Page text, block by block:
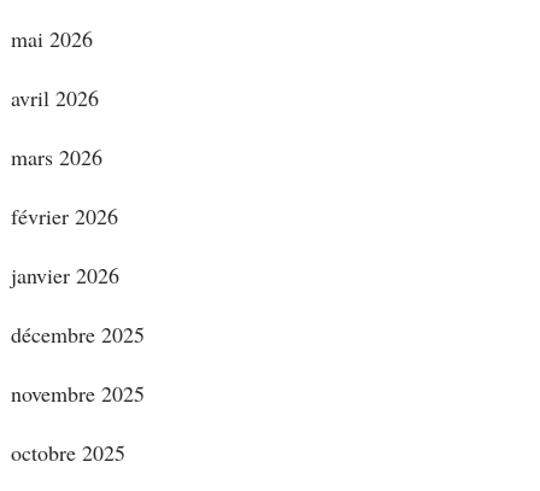
mai 2026
avril 2026
mars 2026
février 2026
janvier 2026
décembre 2025
novembre 2025
octobre 2025